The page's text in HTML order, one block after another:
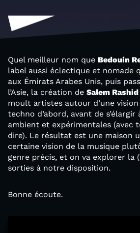
Quel meilleur nom que Bedouin
label aussi éclectique et nomade
aux Émirats Arabes Unis, puis
l’Asie, la création de Salem Rashid
moult artistes autour d’une
techno d’abord, avant de
ambient et expérimentales (avec
dire). Le résultat est une maison
certaine vision de la musique
genre précis, et on va explorer la
sorties à notre disposition.
Bonne écoute.